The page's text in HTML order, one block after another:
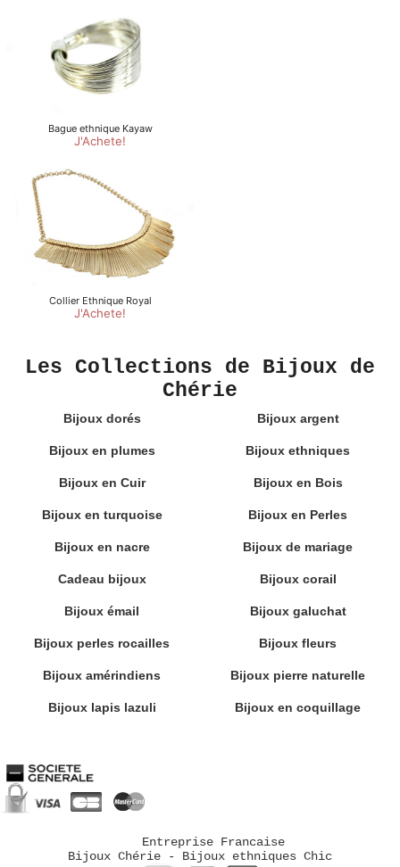
Les Collections de Bijoux de
Chérie
Bijoux dorés Bijoux argent
Bijoux en plumes Bijoux ethniques
Bijoux en Cuir Bijoux en Bois
Bijoux en turquoise Bijoux en Perles
Bijoux en nacre Bijoux de mariage
Cadeau bijoux Bijoux corail
Bijoux émail Bijoux galuchat
Bijoux perles rocailles Bijoux fleurs
Bijoux amérindiens Bijoux pierre naturelle
Bijoux lapis lazuli Bijoux en coquillage
Entreprise Francaise
Bijoux Chérie - Bijoux ethniques Chic